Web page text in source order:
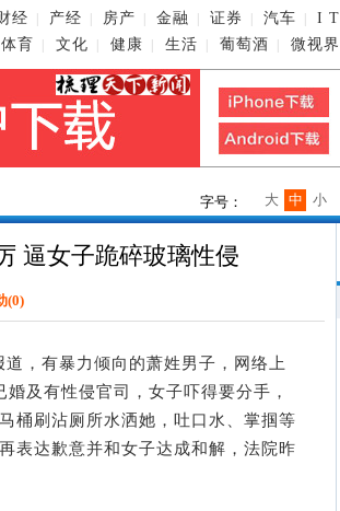
经 产经 房产 金融 证券 汽车 I T
体育 文化 健康 生活 葡萄酒 微视界
字号： 小
中
大
逼女子跪碎玻璃性侵
(0)
，有暴力倾向的萧姓男子，网络上
及有性侵官司，女子吓得要分手，
桶刷沾厕所水洒她，吐口水、掌掴等
表达歉意并和女子达成和解，法院昨